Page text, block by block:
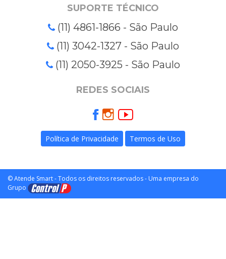
SUPORTE TÉCNICO
(11) 4861-1866 - São Paulo
(11) 3042-1327 - São Paulo
(11) 2050-3925 - São Paulo
REDES SOCIAIS
Política de Privacidade Termos de Uso
© Atende Smart - Todos os direitos reservados - Uma empresa do
Grupo